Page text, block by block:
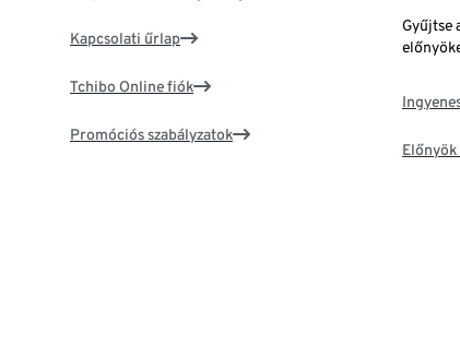
Kapcsolati űrlap
Tchibo Online fiók
Promóciós szabályzatok
Gyűjtse